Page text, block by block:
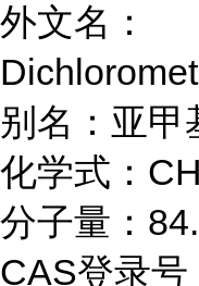
外文名：
别名：亚甲
化学式：
分子量：
CAS登录号